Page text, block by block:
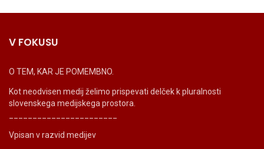
V FOKUSU
O TEM, KAR JE POMEMBNO.
Kot neodvisen medij želimo prispevati delček k pluralnosti
slovenskega medijskega prostora.
Vpisan v razvid medijev